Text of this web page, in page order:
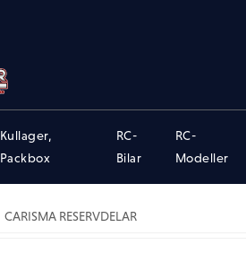
Kullager,
Packbox
RC-
Bilar
RC-
Modeller
CARISMA RESERVDELAR